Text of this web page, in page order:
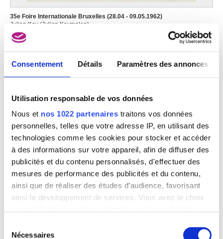
Consentement Détails Paramètres des annonces
Utilisation responsable de vos données
Nous et nos 1022 partenaires traitons vos données
personnelles, telles que votre adresse IP, en utilisant des
technologies comme les cookies pour stocker et accéder
à des informations sur votre appareil, afin de diffuser des
publicités et du contenu personnalisés, d'effectuer des
mesures de performance des publicités et du contenu,
ainsi que de réaliser des études d’audience, favorisant
ainsi le développement de services. Vous avez le choix
tout moment en consultant la Déclaration relative aux
Nécessaires
35e Foire Internationale Bruxelles (28.04 - 09.05.1962)
Julian Key (Julien Keymolen)
35e Foire Internationale Bruxelles (30.04 - 12.05.1962)